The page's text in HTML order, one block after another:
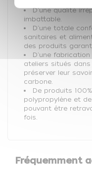
D'une qualité
imbattable.
D'une totale
sanitaires et
des produits
D'une
ateliers situés
préserver leur
carbone.
De produits
polypropylène et
pouvant être
fois.
Fréquemment